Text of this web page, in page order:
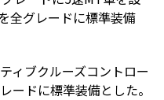
全グレードに標準装備
ィブクルーズコントロー
ードに標準装備とした。